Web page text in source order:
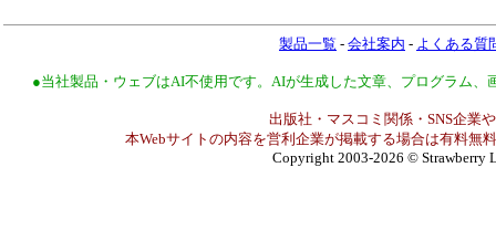
製品一覧 - 会社案内 - よくある質
●当社製品・ウェブはAI不使用です。AIが生成した文章、プログラム
出版社・マスコミ関係・SNS企業
本Webサイトの内容を営利企業が掲載する場合は有料無
Copyright 2003-2026 © Strawberry